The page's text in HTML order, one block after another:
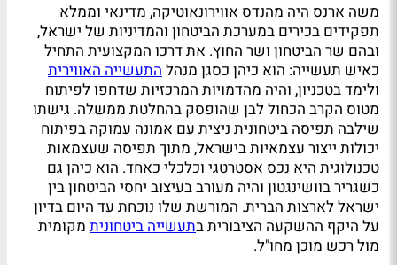
משה ארנס היה מהנדס אווירונאוטיקה, מדינאי וממלא
תפקידים בכירים במערכת הביטחון והמדיניות של ישראל,
ובהם שר הביטחון ושר החוץ. את דרכו המקצועית התחיל
כאיש תעשייה: הוא כיהן כסגן מנהלהתעשייה האווירית
ולימד בטכניון, והיה מהדמויות המרכזיות שדחפו לפיתוח
מטוס הקרב הכחול לבן שהופסק בהחלטת ממשלה. גישתו
שילבה תפיסה ביטחונית ניצית עם אמונה עמוקה בפיתוח
יכולות ייצור עצמאיות בישראל, מתוך תפיסה שעצמאות
טכנולוגית היא נכס אסטרטגי וכלכלי כאחד. הוא כיהן גם
כשגריר בוושינגטון והיה מעורב בעיצוב יחסי הביטחון בין
ישראל לארצות הברית. המורשת שלו נוכחת עד היום בדיון
על היקף ההשקעה הציבורית בתעשייה ביטחונית מקומית
מול רכש מוכן מחו"ל.